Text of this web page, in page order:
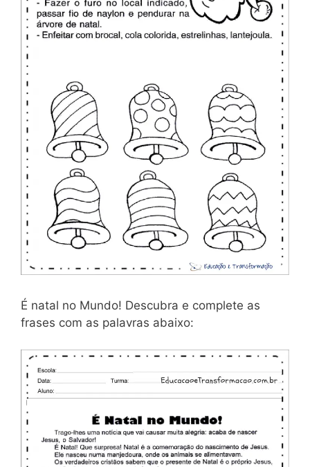
É natal no Mundo! Descubra e complete as
frases com as palavras abaixo: